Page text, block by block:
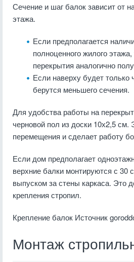
Сечение и шаг балок зависит от
этажа.
Если предполагается
полноценного жилого
перекрытия аналогично
Если наверху будет только
берутся меньшего сечения.
Для удобства работы на
черновой пол из доски 10х2,5 см.
перемещения и сделает работу
Если дом предполагает
верхние балки монтируются с 30
выпуском за стены каркаса. Это
крепления стропил.
Крепление балок Источник
Монтаж